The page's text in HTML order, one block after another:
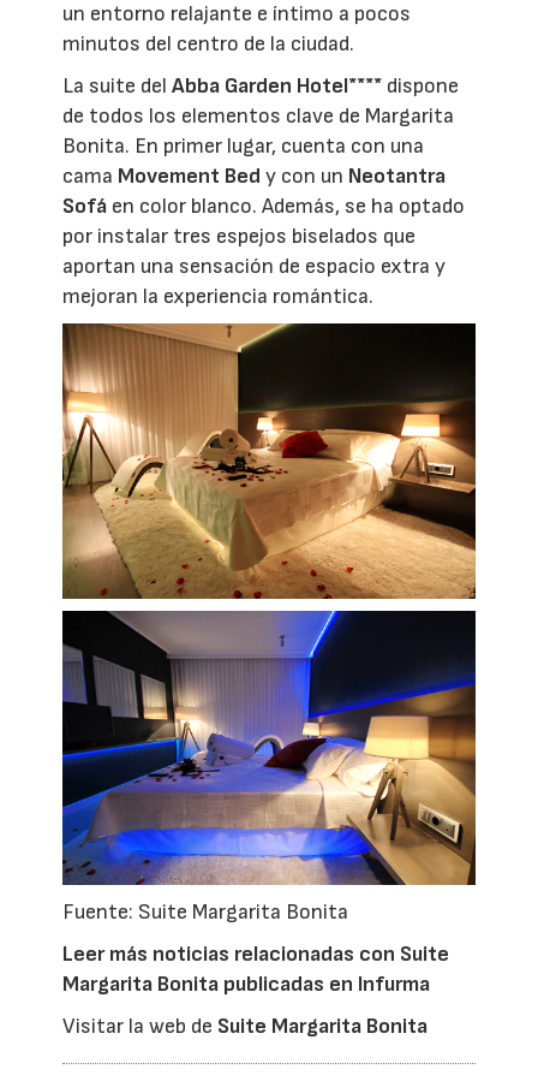
un entorno relajante e íntimo a pocos
minutos del centro de la ciudad.
La suite delAbba Garden Hotel**** dispone
de todos los elementos clave de Margarita
Bonita. En primer lugar, cuenta con una
cama Movement Bed y con un Neotantra
Sofá en color blanco. Además, se ha optado
por instalar tres espejos biselados que
aportan una sensación de espacio extra y
mejoran la experiencia romántica.
Fuente: Suite Margarita Bonita
Leer más noticias relacionadas con Suite
Margarita Bonita publicadas en Infurma
Visitar la web de Suite Margarita Bonita